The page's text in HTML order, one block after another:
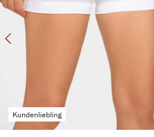
Kundenliebling